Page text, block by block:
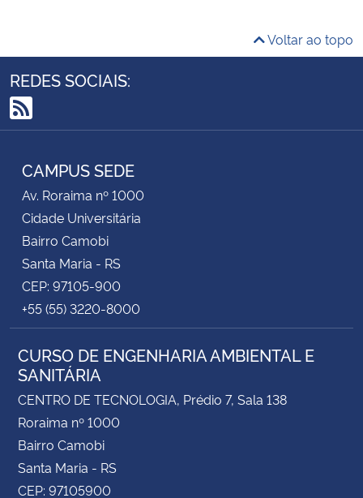
Voltar ao topo
REDES SOCIAIS:
RSS
CAMPUS SEDE
Av. Roraima nº 1000
Cidade Universitária
Bairro Camobi
Santa Maria - RS
CEP: 97105-900
+55 (55) 3220-8000
CURSO DE ENGENHARIA AMBIENTAL E
SANITÁRIA
CENTRO DE TECNOLOGIA, Prédio 7, Sala 138
Roraima nº 1000
Bairro Camobi
Santa Maria - RS
CEP: 97105900